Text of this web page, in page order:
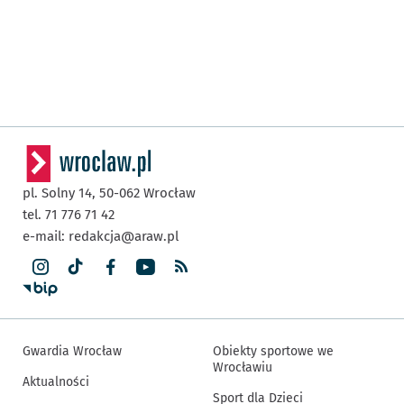
pl. Solny 14, 50-062 Wrocław
tel. 71 776 71 42
e-mail: redakcja@araw.pl
Gwardia Wrocław
Aktualności
Obiekty sportowe we
Wrocławiu
Sport dla Dzieci